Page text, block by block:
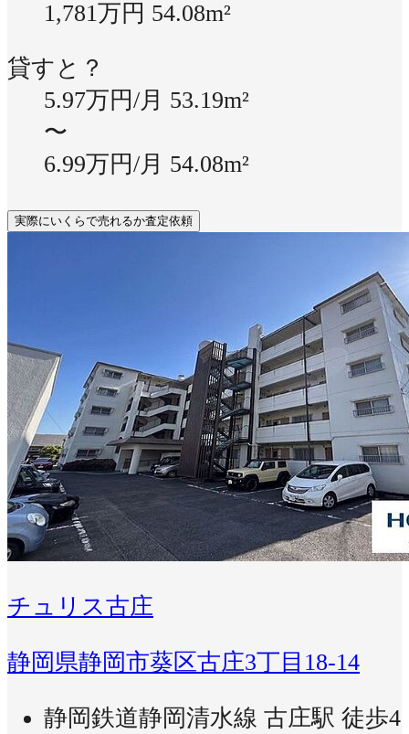
1,781万円 54.08m²
貸すと？
5.97万円/月 53.19m²
〜
6.99万円/月 54.08m²
実際にいくらで売れるか査定依頼
チュリス古庄
静岡県静岡市葵区古庄3丁目18-14
静岡鉄道静岡清水線 古庄駅 徒歩4